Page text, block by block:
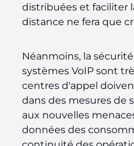
distribuées et faciliter
distance ne fera que
Néanmoins, la
systèmes VoIP sont
centres d'appel
dans des mesures de
aux nouvelles
données des